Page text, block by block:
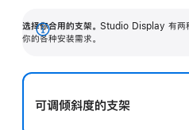
选择你合用的支架。 Studio Display 有两
你的各种安装需求。
展
可调倾斜度的支架